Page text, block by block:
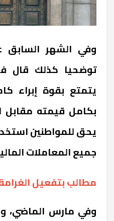
وفي الشهر السابق
توضحيا كذلك قال
يتمتع بقوة إبراء
بكامل قيمته مقابل
يحق للمواطنين
جميع المعاملات
مطالب بتفعيل
وفي مارس الماضي،